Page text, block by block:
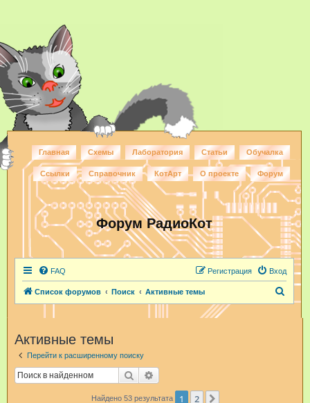
Главная Схемы Лаборатория Статьи Обучалка
Ссылки Справочник КотАрт О проекте Форум
Форум РадиоКот
FAQ Вход
Регистрация
Список форумов Поиск Активные темы
Активные темы
Перейти к расширенному поиску
Поиск
Найдено 53 результата 1 2